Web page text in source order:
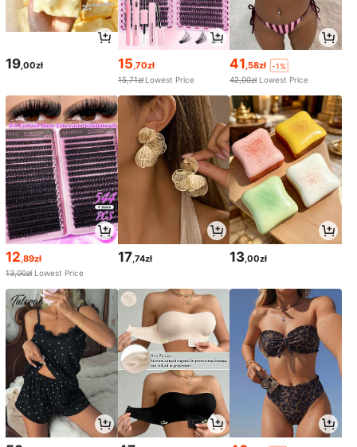
19 ,00zł 15 ,70zł
15,71zł Lowest Price
41 ,58zł
-1%
42,00zł Lowest Price
12,89zł
13,00zł Lowest Price
17,74zł 13,00zł